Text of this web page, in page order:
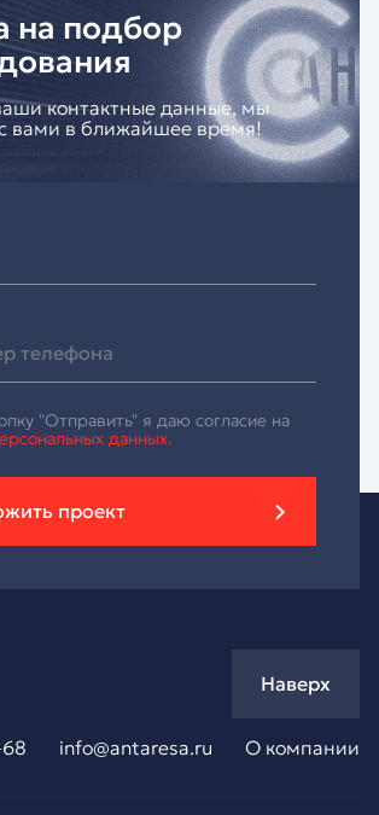
на подбор
контактные данные, мы
вами в ближайшее время!
"Отправить" я даю согласие на
данных.
проект
info@antaresa.ru О компании
Наверх